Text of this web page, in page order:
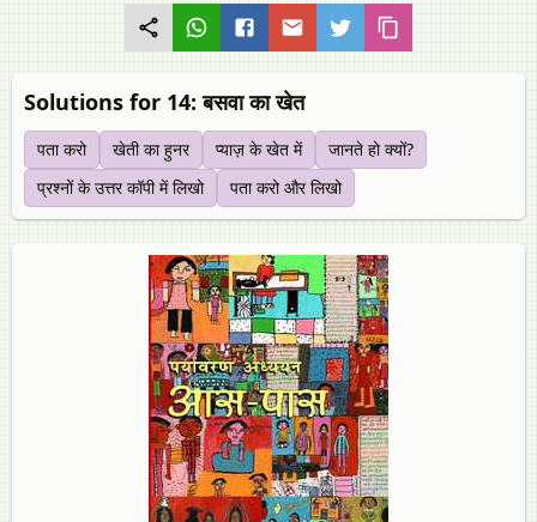
Solutions for 14: बसवा का खेत
पता करो खेती का हुनर प्याज़ के खेत में
जानते हो क्यों?
प्रश्नों के उत्तर कॉपी में लिखो
पता करो और लिखो